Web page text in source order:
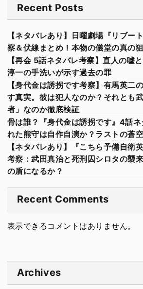
Recent Posts
【ネタバレあり】日曜劇場『リブ
察＆伏線まとめ！本物の儀堂の真の
【再会 5話ネタバレ考察】直人の嘘
淳一の手洗いが示す過去の罪
【身代金は誘拐です考察】有馬英二
す真実。彼は犯人なのか？それとも
者」なのか徹底検証
骨は誰？『身代金は誘拐です』4話
れた熊守は自作自演か？ラストの蒼
【ネタバレあり】『こちら予備自衛
考察：武田真治と死刑囚シロタの襲
の盾になるか？
Recent Comments
表示できるコメントはありません。
Archives